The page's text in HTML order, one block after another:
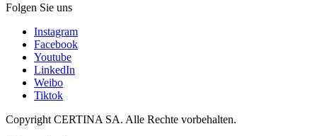
Folgen Sie uns
Instagram
Facebook
Youtube
LinkedIn
Weibo
Tiktok
Copyright CERTINA SA. Alle Rechte vorbehalten.